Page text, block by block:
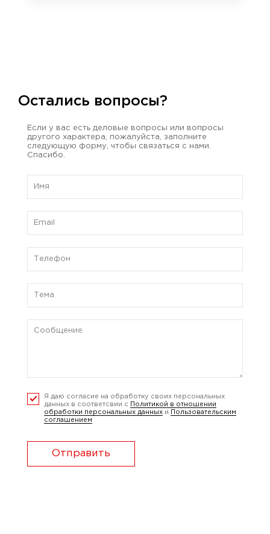
Остались вопросы?
Если у вас есть деловые вопросы или вопросы
другого характера, пожалуйста, заполните
следующую форму, чтобы связаться с нами.
Спасибо.
Я даю согласие на обработку своих персональных
данных в соответсвии с
Политикой в отношении
обработки персональных данных и
Пользовательским
соглашением
Отправить